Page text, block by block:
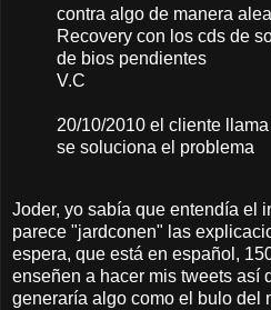
contra algo de manera
Recovery con los cds de
de bios pendientes
V.C
20/10/2010 el cliente
se soluciona el problema
Joder, yo sabía que entendía el
parece "jardconen" las
espera, que está en español,
enseñen a hacer mis tweets así
generaría algo como el bulo del